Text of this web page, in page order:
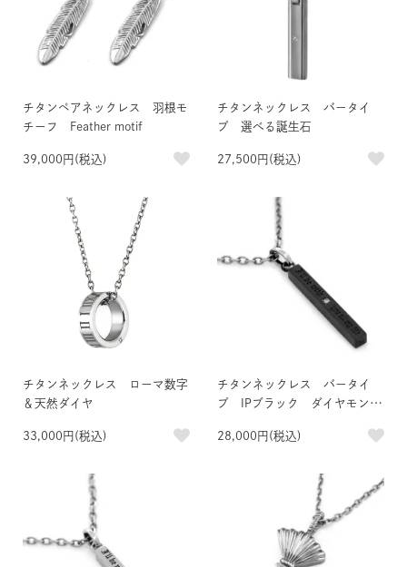
チタンペアネックレス 羽根モ
チーフ Feather motif
39,000円(税込)
チタンネックレス バータイ
プ 選べる誕生石
27,500円(税込)
チタンネックレス ローマ数字
＆天然ダイヤ
33,000円(税込)
チタンネックレス バータイ
プ IPブラック ダイヤモンド
28,000円(税込)